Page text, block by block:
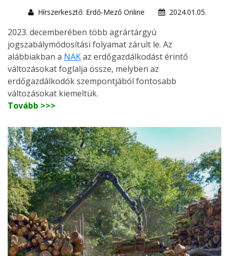
Hírszerkesztő: Erdő-Mező Online
2024.01.05.
2023. decemberében több agrártárgyú
jogszabálymódosítási folyamat zárult le. Az
alábbiakban a NAKaz erdőgazdálkodást érintő
változásokat foglalja össze, melyben az
erdőgazdálkodók szempontjából fontosabb
változásokat kiemeltük.
Tovább >>>